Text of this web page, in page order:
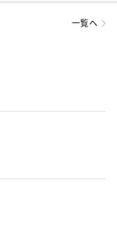
一覧へ